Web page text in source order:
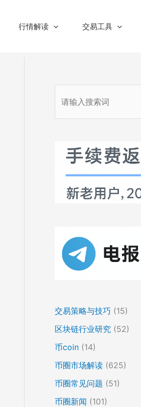
行情解读 交易工具
交易策略与技巧 (15)
区块链行业研究 (52)
币coin (14)
币圈市场解读 (625)
币圈常见问题 (51)
币圈新闻 (101)